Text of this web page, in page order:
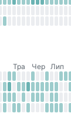
Тра Чер Лип